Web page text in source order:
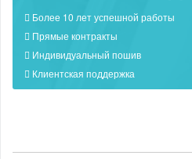
Более 10 лет успешной работы
Прямые контракты
Индивидуальный пошив
Клиентская поддержка